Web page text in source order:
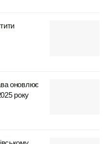
оновлює
року